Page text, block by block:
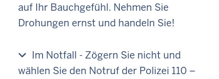
auf Ihr Bauchgefühl. Nehmen Sie
Drohungen ernst und handeln Sie!
Im Notfall - Zögern Sie nicht und
wählen Sie den Notruf der Polizei 110 –